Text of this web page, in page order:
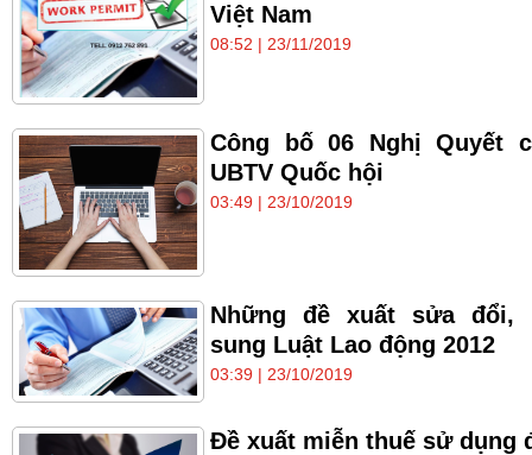
Việt Nam
08:52 | 23/11/2019
Công bố 06 Nghị Quyết
UBTV Quốc hội
03:49 | 23/10/2019
Những đề xuất sửa đổi,
sung Luật Lao động 2012
03:39 | 23/10/2019
Đề xuất miễn thuế sử dụng